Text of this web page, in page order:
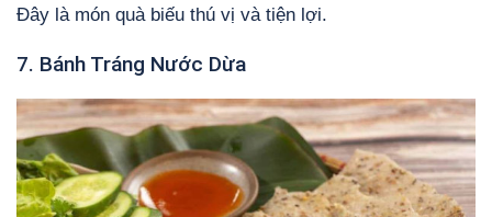
Đây là món quà biếu thú vị và tiện lợi.
7. Bánh Tráng Nước Dừa